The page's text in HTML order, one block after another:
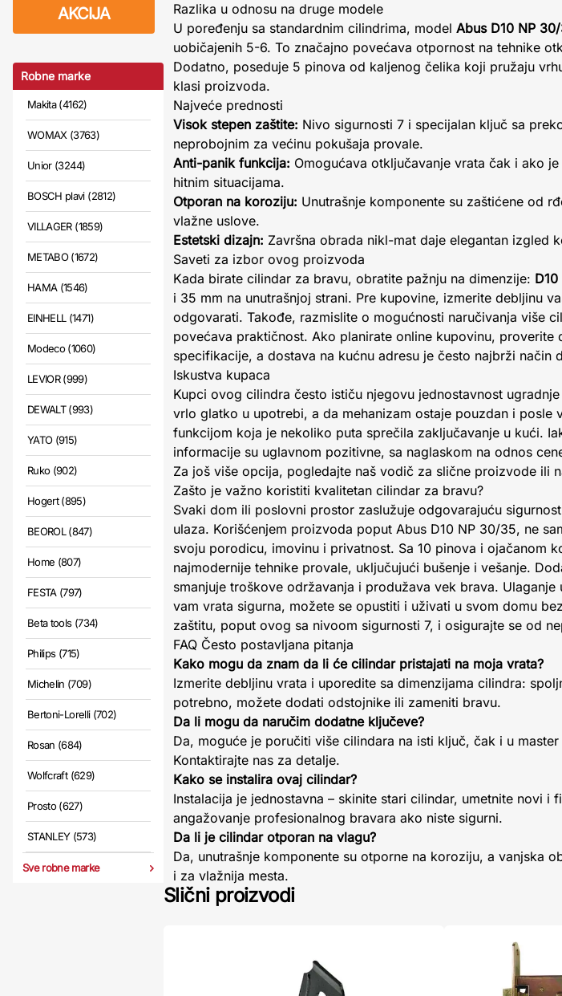
AKCIJA
Robne marke
Makita (4162)
WOMAX (3763)
Unior (3244)
BOSCH plavi (2812)
VILLAGER (1859)
METABO (1672)
HAMA (1546)
EINHELL (1471)
Modeco (1060)
LEVIOR (999)
DEWALT (993)
YATO (915)
Ruko (902)
Hogert (895)
BEOROL (847)
Home (807)
FESTA (797)
Beta tools (734)
Philips (715)
Michelin (709)
Bertoni-Lorelli (702)
Rosan (684)
Wolfcraft (629)
Prosto (627)
STANLEY (573)
Sve robne marke
Razlika u odnosu na druge modele
U poređenju sa standardnim cilindrima, model Abus D10 NP
uobičajenih 5-6. To značajno povećava otpornost na tehnike
Dodatno, poseduje 5 pinova od kaljenog čelika koji pružaju
klasi proizvoda.
Najveće prednosti
Visok stepen zaštite: Nivo sigurnosti 7 i specijalan ključ sa
neprobojnim za većinu pokušaja provale.
Anti-panik funkcija: Omogućava otključavanje vrata čak i ako
hitnim situacijama.
Otporan na koroziju: Unutrašnje komponente su zaštićene od
vlažne uslove.
Estetski dizajn: Završna obrada nikl-mat daje elegantan izgled
Saveti za izbor ovog proizvoda
Kada birate cilindar za bravu, obratite pažnju na dimenzije:
i 35 mm na unutrašnjoj strani. Pre kupovine, izmerite debljinu
odgovarati. Takođe, razmislite o mogućnosti naručivanja više
povećava praktičnost. Ako planirate online kupovinu,
specifikacije, a dostava na kućnu adresu je često najbrži način
Iskustva kupaca
Kupci ovog cilindra često ističu njegovu jednostavnost
vrlo glatko u upotrebi, a da mehanizam ostaje pouzdan i posle
funkcijom koja je nekoliko puta sprečila zaključavanje u kući.
informacije su uglavnom pozitivne, sa naglaskom na odnos
Za još više opcija, pogledajte naš vodič za slične proizvode ili
Zašto je važno koristiti kvalitetan cilindar za bravu?
Svaki dom ili poslovni prostor zaslužuje odgovarajuću
ulaza. Korišćenjem proizvoda poput Abus D10 NP 30/35, ne
svoju porodicu, imovinu i privatnost. Sa 10 pinova i ojačanom
najmodernije tehnike provale, uključujući bušenje i vešanje.
smanjuje troškove održavanja i produžava vek brava.
vam vrata sigurna, možete se opustiti i uživati u svom domu
zaštitu, poput ovog sa nivoom sigurnosti 7, i osigurajte se od
FAQ Često postavljana pitanja
Kako mogu da znam da li će cilindar pristajati na moja vrata?
Izmerite debljinu vrata i uporedite sa dimenzijama cilindra:
potrebno, možete dodati odstojnike ili zameniti bravu.
Da li mogu da naručim dodatne ključeve?
Da, moguće je poručiti više cilindara na isti ključ, čak i u
Kontaktirajte nas za detalje.
Kako se instalira ovaj cilindar?
Instalacija je jednostavna – skinite stari cilindar, umetnite novi i
angažovanje profesionalnog bravara ako niste sigurni.
Da li je cilindar otporan na vlagu?
Da, unutrašnje komponente su otporne na koroziju, a vanjska
i za vlažnija mesta.
Slični proizvodi